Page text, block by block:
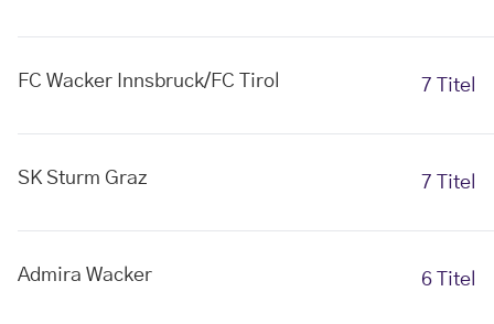
FC Wacker Innsbruck/FC Tirol 7 Titel
SK Sturm Graz 7 Titel
Admira Wacker 6 Titel